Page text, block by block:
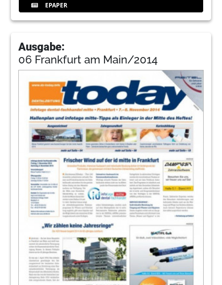
EPAPER
Ausgabe:
06 Frankfurt am Main/2014